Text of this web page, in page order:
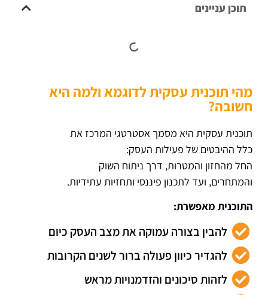
תוכן עניינים
מהי תוכנית עסקית לדוגמא ולמה היא
חשובה?
תוכנית עסקית היא מסמך אסטרטגי המרכז את
כלל ההיבטים של פעילות העסק:
החל מהחזון והמטרות, דרך ניתוח השוק
והמתחרים, ועד לתכנון פיננסי ותחזיות עתידיות.
התוכנית מאפשרת:
להבין בצורה עמוקה את מצב העסק כיום
להגדיר כיוון פעולה ברור לשנים הקרובות
לזהות סיכונים והזדמנויות מראש